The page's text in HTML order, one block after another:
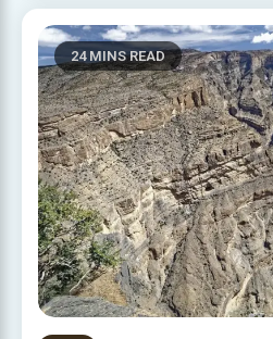
24 MINS READ